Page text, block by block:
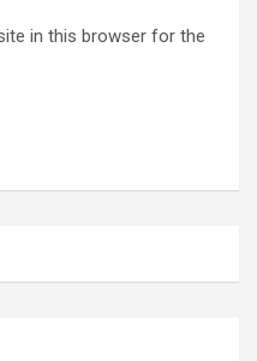
in this browser for the